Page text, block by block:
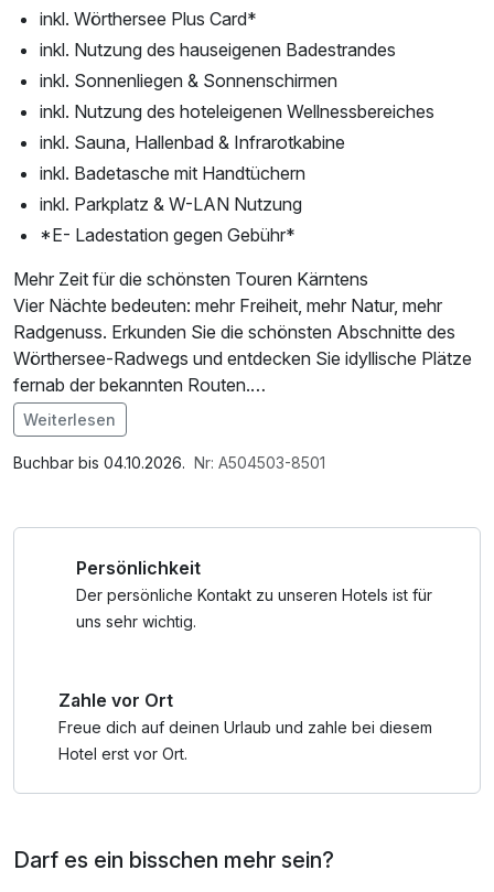
inkl. Wörthersee Plus Card*
inkl. Nutzung des hauseigenen Badestrandes
inkl. Sonnenliegen & Sonnenschirmen
inkl. Nutzung des hoteleigenen Wellnessbereiches
inkl. Sauna, Hallenbad & Infrarotkabine
inkl. Badetasche mit Handtüchern
inkl. Parkplatz & W-LAN Nutzung
*E- Ladestation gegen Gebühr*
Mehr Zeit für die schönsten Touren Kärntens
Vier Nächte bedeuten: mehr Freiheit, mehr Natur, mehr
Radgenuss. Erkunden Sie die schönsten Abschnitte des
Wörthersee-Radwegs und entdecken Sie idyllische Plätze
fernab der bekannten Routen.
Nach Ihren Touren genießen Sie entspannte Stunden am
Seeufer – mit Blick auf das türkisfarbene Wasser.
zwischen Alpen & See & echte Kärntner Gastfreundschaft
Perfekt für aktive Genießer.
• Unlimitiert mit der S-Bahn durch die Region
• Rauf auf den Pyramidenkogel
• Gerhard-Porsche-Automuseum erkunden
Im Angebot enthalten
Saunabenutzung, Saunatuch, Parkplatz, Nutzung des
Bademantel und -tücher
Weiterlesen
Buchbar bis 04.10.2026. Nr: A504503-8501
Persönlichkeit
Der persönliche Kontakt zu unseren Hotels ist für
uns sehr wichtig.
Zahle vor Ort
Freue dich auf deinen Urlaub und zahle bei diesem
Hotel erst vor Ort.
Darf es ein bisschen mehr sein?